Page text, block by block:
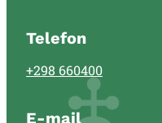
Telefon
+298 660400
E-mail